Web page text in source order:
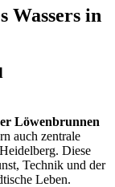
Wassers in
Löwenbrunnen
auch zentrale
Diese
Technik und der
Leben.